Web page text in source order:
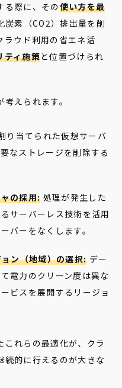
る際に、その使い方を最
素（CO2）排出量を削
ラウド利用の省エネ活
ティ施策と位置づけられ
えられます。
り当てられた仮想サーバ
なストレージを削除する
の採用: 処理が発生した
サーバーレス技術を活用
バーをなくします。
ン（地域）の選択: デー
電力のクリーン度は異な
ビスを展開するリージョ
これらの最適化が、クラ
続的に行えるのが大きな